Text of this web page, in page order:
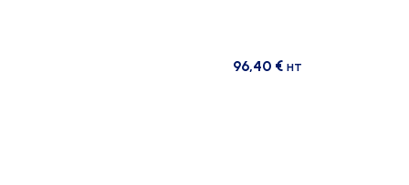
96,40 € HT